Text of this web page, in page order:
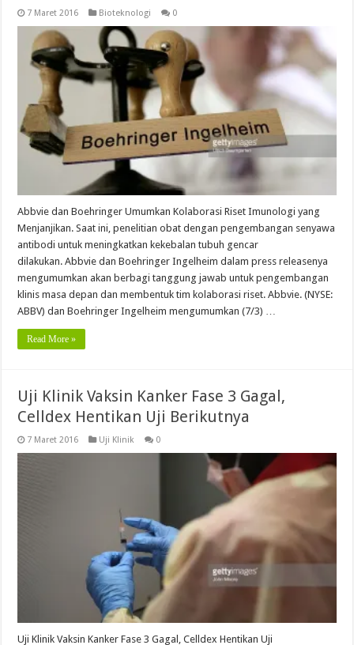
7 Maret 2016 Bioteknologi 0
Abbvie dan Boehringer Umumkan Kolaborasi Riset Imunologi yang
Menjanjikan. Saat ini, penelitian obat dengan pengembangan senyawa
antibodi untuk meningkatkan kekebalan tubuh gencar
dilakukan. Abbvie dan Boehringer Ingelheim dalam press releasenya
mengumumkan akan berbagi tanggung jawab untuk pengembangan
klinis masa depan dan membentuk tim kolaborasi riset. Abbvie. (NYSE:
ABBV) dan Boehringer Ingelheim mengumumkan (7/3) …
Read More »
Uji Klinik Vaksin Kanker Fase 3 Gagal,
Celldex Hentikan Uji Berikutnya
7 Maret 2016 Uji Klinik 0
Uji Klinik Vaksin Kanker Fase 3 Gagal, Celldex Hentikan Uji